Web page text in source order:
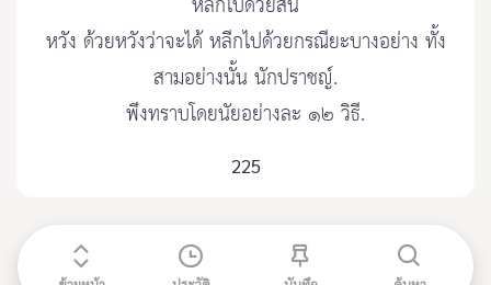
หวัง ด้วยหวังว่าจะได้ หลีกไปด้วยกรณียะบางอย่าง ทั้ง
สามอย่างนั้น นักปราชญ์.
พึงทราบโดยนัยอย่างละ ๑๒ วิธี.
225